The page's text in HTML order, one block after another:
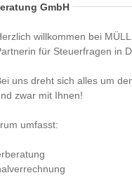
GmbH
willkommen bei
für Steuerfragen in
uns dreht sich alles um
zwar mit Ihnen!
umfasst: